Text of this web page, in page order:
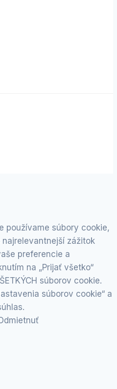
používame súbory cookie,
zážitok
preferencie a
na „Prijať všetko“
súborov cookie.
súborov cookie“ a